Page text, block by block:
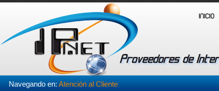
Navegando en: Atención al Cliente